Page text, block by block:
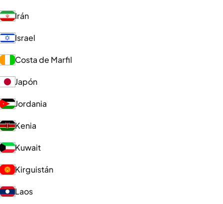
Irán
Israel
Costa de Marfil
Japón
Jordania
Kenia
Kuwait
Kirguistán
Laos